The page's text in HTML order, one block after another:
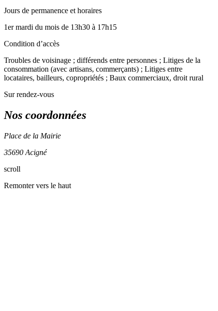
Jours de permanence et horaires
1er mardi du mois de 13h30 à 17h15
Condition d’accès
Troubles de voisinage ; différends entre personnes ; Litiges de la
consommation (avec artisans, commerçants) ; Litiges entre
locataires, bailleurs, copropriétés ; Baux commerciaux, droit rural
Sur rendez-vous
Nos coordonnées
Place de la Mairie
35690 Acigné
scroll
Remonter vers le haut